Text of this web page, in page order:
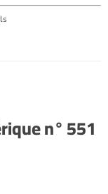
n° 551